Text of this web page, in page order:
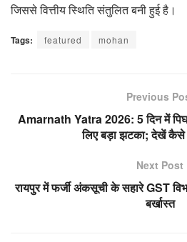
जिससे वित्तीय स्थिति संतुलित बनी हुई है।
Tags: featured mohan
Previous
Amarnath Yatra 2026: 5 दिन में
लिए बड़ा झटका; देखें कैसे
Next Post
रायपुर में फर्जी अंकसूची के सहारे GST
बर्खास्त